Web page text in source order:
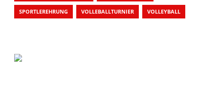
SPORTLEREHRUNG VOLLEBALLTURNIER VOLLEYBALL